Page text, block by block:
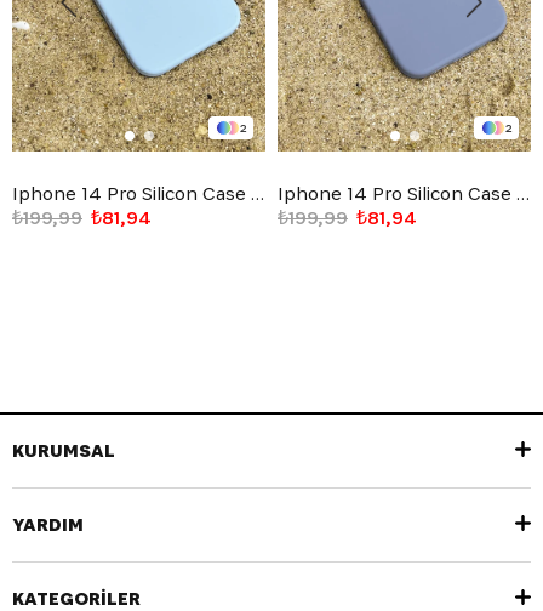
2
Iphone 14 Pro Silicon Case Açık Mavi
₺81,94
₺199,99
2
Iphone 14 Pro Silicon Case Mürdüm
₺81,94
₺199,99
KURUMSAL
YARDIM
KATEGORİLER